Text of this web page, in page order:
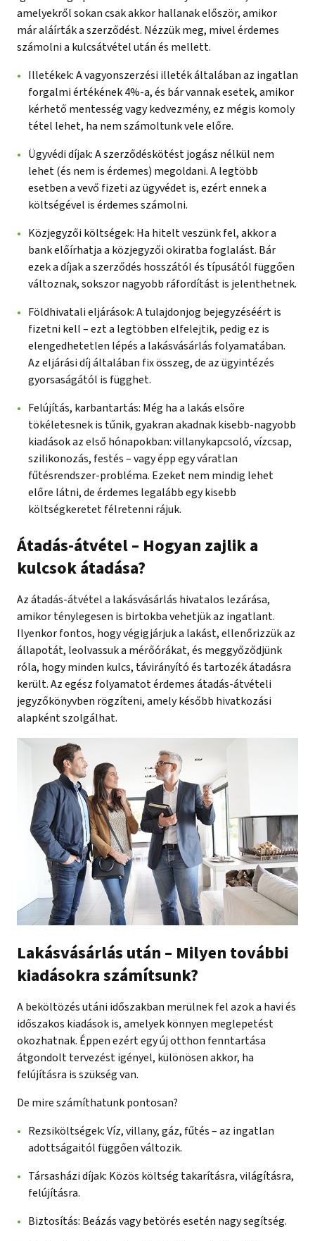
amelyekről sokan csak akkor hallanak először, amikor
már aláírták a szerződést. Nézzük meg, mivel érdemes
számolni a kulcsátvétel után és mellett.
Illetékek: A vagyonszerzési illeték általában az ingatlan
forgalmi értékének 4%-a, és bár vannak esetek, amikor
kérhető mentesség vagy kedvezmény, ez mégis komoly
tétel lehet, ha nem számoltunk vele előre.
Ügyvédi díjak: A szerződéskötést jogász nélkül nem
lehet (és nem is érdemes) megoldani. A legtöbb
esetben a vevő fizeti az ügyvédet is, ezért ennek a
költségével is érdemes számolni.
Közjegyzői költségek: Ha hitelt veszünk fel, akkor a
bank előírhatja a közjegyzői okiratba foglalást. Bár
ezek a díjak a szerződés hosszától és típusától függően
változnak, sokszor nagyobb ráfordítást is jelenthetnek.
Földhivatali eljárások: A tulajdonjog bejegyzéséért is
fizetni kell – ezt a legtöbben elfelejtik, pedig ez is
elengedhetetlen lépés a lakásvásárlás folyamatában.
Az eljárási díj általában fix összeg, de az ügyintézés
gyorsaságától is függhet.
Felújítás, karbantartás: Még ha a lakás elsőre
tökéletesnek is tűnik, gyakran akadnak kisebb-nagyobb
kiadások az első hónapokban: villanykapcsoló, vízcsap,
szilikonozás, festés – vagy épp egy váratlan
fűtésrendszer-probléma. Ezeket nem mindig lehet
előre látni, de érdemes legalább egy kisebb
költségkeretet félretenni rájuk.
Átadás-átvétel – Hogyan zajlik a
kulcsok átadása?
Az átadás-átvétel a lakásvásárlás hivatalos lezárása,
amikor ténylegesen is birtokba vehetjük az ingatlant.
Ilyenkor fontos, hogy végigjárjuk a lakást, ellenőrizzük az
állapotát, leolvassuk a mérőórákat, és meggyőződjünk
róla, hogy minden kulcs, távirányító és tartozék átadásra
került. Az egész folyamatot érdemes átadás-átvételi
jegyzőkönyvben rögzíteni, amely később hivatkozási
alapként szolgálhat.
Lakásvásárlás után – Milyen további
kiadásokra számítsunk?
A beköltözés utáni időszakban merülnek fel azok a havi és
időszakos kiadások is, amelyek könnyen meglepetést
okozhatnak. Éppen ezért egy új otthon fenntartása
átgondolt tervezést igényel, különösen akkor, ha
felújításra is szükség van.
De mire számíthatunk pontosan?
Rezsiköltségek: Víz, villany, gáz, fűtés – az ingatlan
adottságaitól függően változik.
Társasházi díjak: Közös költség takarításra, világításra,
felújításra.
Biztosítás: Beázás vagy betörés esetén nagy segítség.